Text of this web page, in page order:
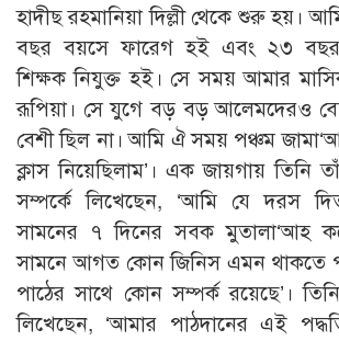
হাদীছ রহমানিয়া দিল্লী থেকে শুরু হয়।
বছর বয়সে ফারেগ হই এবং ২৩
শিক্ষক নিযুক্ত হই। সে সময় আমার
রূপিয়া। সে যুগে বড় বড় আলেমদেরও
বেশী ছিল না। আমি ঐ সময় পঞ্চম
ক্লাস নিয়েছিলাম’। এক জায়গায় তিনি
সম্পর্কে লিখেছেন, ‘আমি যে দরস
সামনের ৭ দিনের সবক মুতালা‘আহ
সামনে আগত কোন জিনিস এমন থাকতে
পাঠের সাথে কোন সম্পর্ক রয়েছে’।
লিখেছেন, ‘আমার পাঠদানের এই